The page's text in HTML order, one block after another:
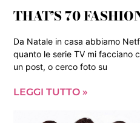
THAT’S 70
Da Natale in casa abbiamo
quanto le serie TV mi facciano
un post, o cerco foto su
LEGGI TUTTO »